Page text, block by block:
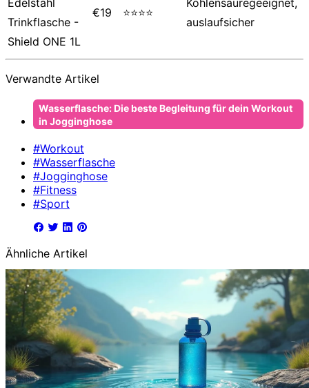
Edelstahl
Trinkflasche -
Shield ONE 1L
€19 ⭐⭐⭐⭐
Kohlensäuregeeignet,
auslaufsicher
Verwandte Artikel
Wasserflasche: Die beste Begleitung für dein Workout
in Jogginghose
#Workout
#Wasserflasche
#Jogginghose
#Fitness
#Sport
Ähnliche Artikel